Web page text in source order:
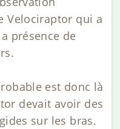
Velociraptor qui a
présence de
est donc là
devait avoir des
sur les bras.